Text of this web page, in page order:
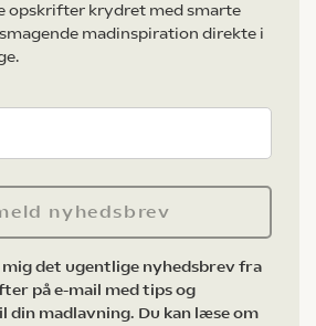
opskrifter krydret med smarte
madinspiration direkte i
nyhedsbrev
mig det ugentlige nyhedsbrev fra
på e-mail med tips og
din madlavning. Du kan læse om